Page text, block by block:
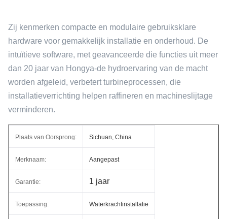
Zij kenmerken compacte en modulaire gebruiksklare
hardware voor gemakkelijk installatie en onderhoud. De
intuïtieve software, met geavanceerde die functies uit meer
dan 20 jaar van Hongya-de hydroervaring van de macht
worden afgeleid, verbetert turbineprocessen, die
installatieverrichting helpen raffineren en machineslijtage
verminderen.
Plaats van Oorsprong: Sichuan, China
Merknaam: Aangepast
Garantie: 1 jaar
Toepassing: Waterkrachtinstallatie